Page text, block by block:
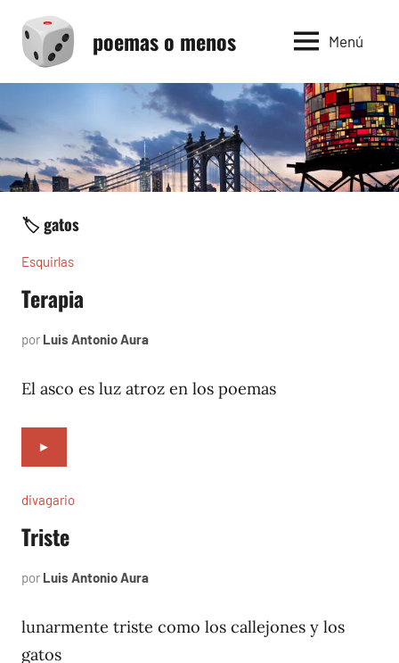
contenido
poemas o menos Menú
🏷️ gatos
Esquirlas
Terapia
por Luis Antonio Aura
2023
El asco es luz atroz en los poemas
►
divagario
Triste
por Luis Antonio Aura
1996
lunarmente triste como los callejones y los
gatos